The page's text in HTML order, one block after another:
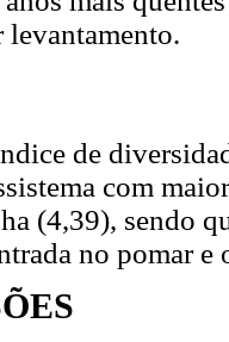
de
com
(4,39), sendo
no pomar e